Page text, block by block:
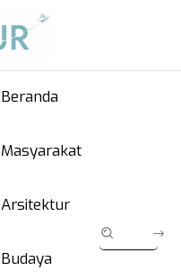
Beranda
Masyarakat
Arsitektur
Budaya